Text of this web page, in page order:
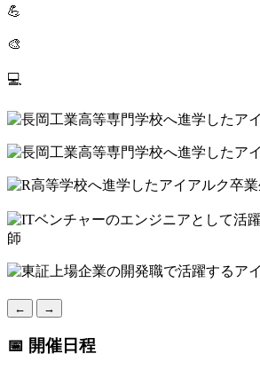
💪
🎨
💻
← →
📅 開催日程